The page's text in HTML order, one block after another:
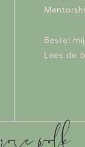
Bestel
Lees de